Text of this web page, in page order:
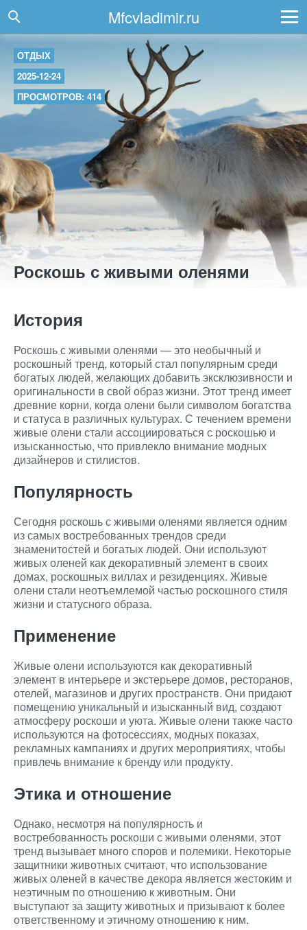
Mfcvladimir.ru
ОТДЫХ
2025-12-24
ПРОСМОТРОВ: 414
Роскошь с живыми оленями
История
Роскошь с живыми оленями — это необычный и
роскошный тренд, который стал популярным среди
богатых людей, желающих добавить эксклюзивности и
оригинальности в свой образ жизни. Этот тренд имеет
древние корни, когда олени были символом богатства
и статуса в различных культурах. С течением времени
живые олени стали ассоциироваться с роскошью и
изысканностью, что привлекло внимание модных
дизайнеров и стилистов.
Популярность
Сегодня роскошь с живыми оленями является одним
из самых востребованных трендов среди
знаменитостей и богатых людей. Они используют
живых оленей как декоративный элемент в своих
домах, роскошных виллах и резиденциях. Живые
олени стали неотъемлемой частью роскошного стиля
жизни и статусного образа.
Применение
Живые олени используются как декоративный
элемент в интерьере и экстерьере домов, ресторанов,
отелей, магазинов и других пространств. Они придают
помещению уникальный и изысканный вид, создают
атмосферу роскоши и уюта. Живые олени также часто
используются на фотосессиях, модных показах,
рекламных кампаниях и других мероприятиях, чтобы
привлечь внимание к бренду или продукту.
Этика и отношение
Однако, несмотря на популярность и
востребованность роскоши с живыми оленями, этот
тренд вызывает много споров и полемики. Некоторые
защитники животных считают, что использование
живых оленей в качестве декора является жестоким и
неэтичным по отношению к животным. Они
выступают за защиту животных и призывают к более
ответственному и этичному отношению к ним.